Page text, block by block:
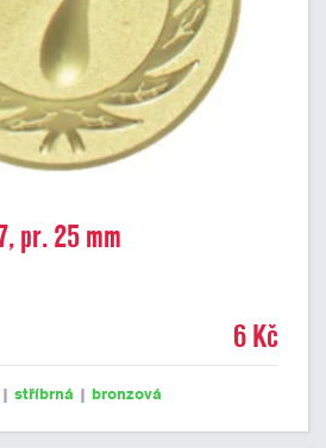
pr. 25 mm
6 Kč
| stříbrná | bronzová